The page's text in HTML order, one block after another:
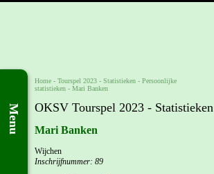
Menu
Home - Tourspel 2023 - Statistieken - Persoonlijke
statistieken - Mari Banken
OKSV Tourspel 2023 - Statistieken
Mari Banken
Wijchen
Inschrijfnummer: 89